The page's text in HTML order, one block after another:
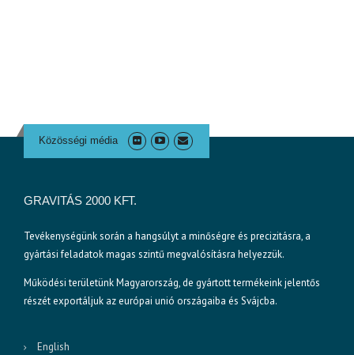
Közösségi média
GRAVITÁS 2000 KFT.
Tevékenységünk során a hangsúlyt a minőségre és precizitásra, a
gyártási feladatok magas szintű megvalósításra helyezzük.
Működési területünk Magyarország, de gyártott termékeink jelentős
részét exportáljuk az európai unió országaiba és Svájcba.
English